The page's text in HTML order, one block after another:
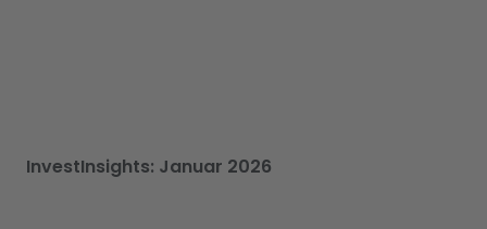
InvestInsights: Januar 2026